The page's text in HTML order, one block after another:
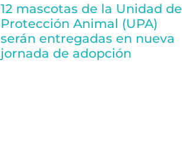
12 mascotas de la Unidad de
Protección Animal (UPA)
serán entregadas en nueva
jornada de adopción